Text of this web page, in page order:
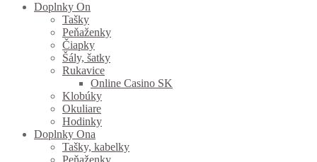
Doplnky On
Tašky
Peňaženky
Čiapky
Šály, šatky
Rukavice
Online Casino SK
Klobúky
Okuliare
Hodinky
Doplnky Ona
Tašky, kabelky
Peňaženky